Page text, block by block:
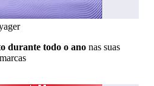
durante todo o ano nas suas